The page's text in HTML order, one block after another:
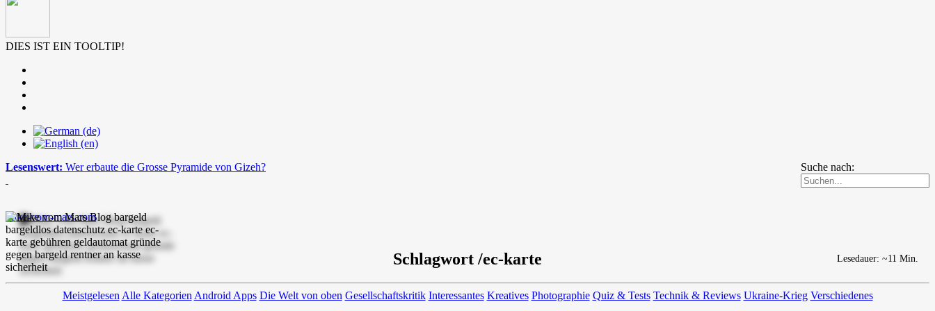
DIES IST EIN TOOLTIP!
Suche nach:
Lesenswert: Wer erbaute die Grosse Pyramide von Gizeh?
mike-vom-mars.com
Schlagwort /ec-karte
Meistgelesen Alle Kategorien Android Apps Die Welt von oben Gesellschaftskritik Interessantes Kreatives Photographie Quiz & Tests Technik & Reviews Ukraine-Krieg Verschiedenes
Lesedauer: ~11 Min.